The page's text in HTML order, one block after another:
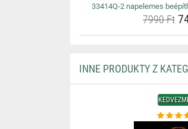
33414Q-2 napelemes
7990 Ft
INNE PRODUKTY Z